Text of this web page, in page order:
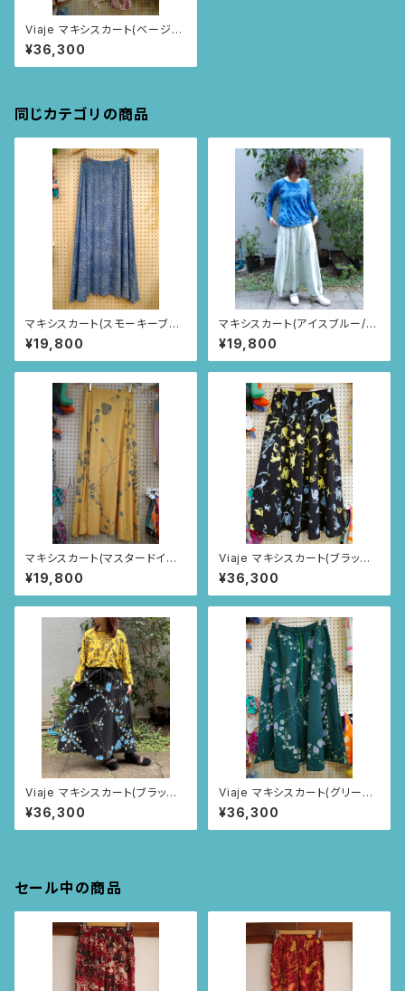
Viaje マキシスカート(ベージュ/
ニャンドゥティ柄)
¥36,300
同じカテゴリの商品
マキシスカート(スモーキーブル
ー/MAR柄)
¥19,800
マキシスカート(アイスブルー/い
ちごとあり柄)
¥19,800
マキシスカート(マスタードイエ
ロー/いちごとあり柄)
¥19,800
Viaje マキシスカート(ブラック/
さる柄)
¥36,300
Viaje マキシスカート(ブラック/
いちごとあり柄)
¥36,300
Viaje マキシスカート(グリーン/
いちごとあり柄)
¥36,300
セール中の商品